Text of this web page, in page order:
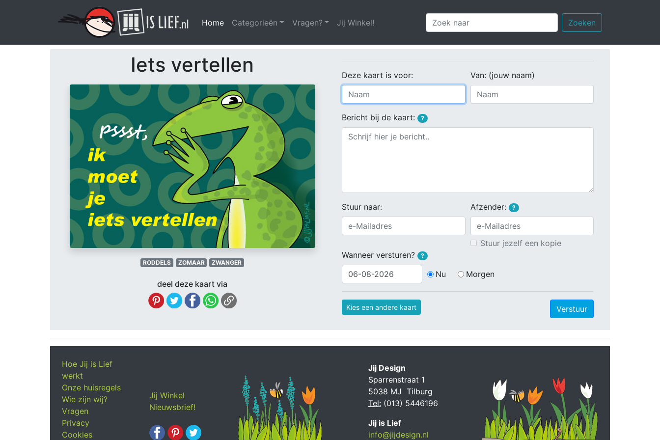
Home (huidige)
Categorieën Vragen? Jij Winkel! Zoeken
Iets vertellen
RODDELS ZOMAAR ZWANGER
deel deze kaart via
Deze kaart is voor: Van: (jouw naam)
Bericht bij de kaart: ?
Stuur naar: Afzender: ?
Stuur jezelf een kopie
Wanneer versturen?
?
Nu Morgen
Kies een andere kaart Verstuur
Hoe Jij is Lief
werkt
Onze huisregels
Wie zijn wij?
Vragen
Privacy
Cookies
Jij Winkel
Nieuwsbrief!
Jij Design
Sparrenstraat 1
5038 MJ Tilburg
Tel: (013) 5446196
Jij is Lief
info@jijdesign.nl